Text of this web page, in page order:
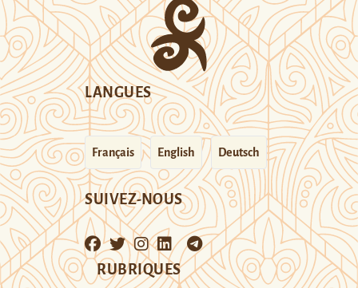
LANGUES
Français English Deutsch
SUIVEZ-NOUS
RUBRIQUES